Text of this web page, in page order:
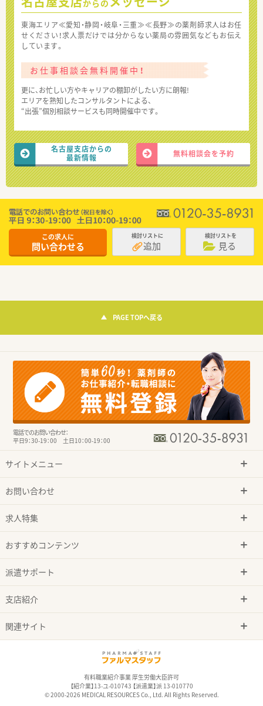
からの
東海エリア≪愛知・静岡・岐阜・三重≫≪長野≫の薬剤師求人はお任
せください！求人票だけでは分からない薬局の雰囲気などもお伝え
しています。
お仕事相談会無料開催中！
更に、お忙しい方やキャリアの棚卸がしたい方に朗報!
エリアを熟知したコンサルタントによる、
“出張”個別相談サービスも同時開催中です。
名古屋支店からの
最新情報
無料相談会を予約
この求人に
問い合わせる
検討リストに
追加
検討リストを
見る
PAGE TOPへ戻る
電話でのお問い合わせ：
平日9：30-19：00 土日10：00-19：00
サイトメニュー
お問い合わせ
求人特集
おすすめコンテンツ
派遣サポート
支店紹介
関連サイト
有料職業紹介事業 厚生労働大臣許可
【紹介業】13-ユ-010743 【派遣業】派 13-010770
© 2000-2026 MEDICAL RESOURCES Co., Ltd. All Rights Reserved.